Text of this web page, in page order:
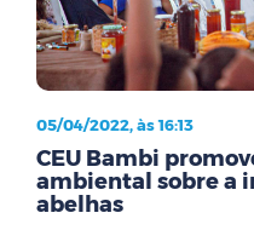
05/04/2022, às 16:13
CEU Bambi
ambiental sobre a
abelhas